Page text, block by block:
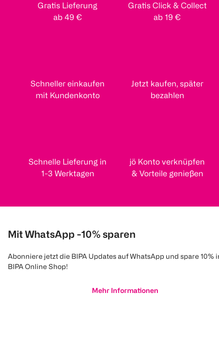
Gratis Lieferung
ab 49 €
Gratis Click & Collect
ab 19 €
Schneller einkaufen
mit Kundenkonto
Jetzt kaufen, später
bezahlen
Schnelle Lieferung in
1-3 Werktagen
jö Konto verknüpfen
& Vorteile genießen
Mit WhatsApp -10% sparen
Abonniere jetzt die BIPA Updates auf WhatsApp und spare 10%
BIPA Online Shop!
Mehr Informationen